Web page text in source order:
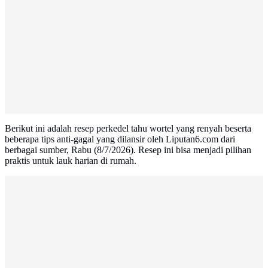
Berikut ini adalah resep perkedel tahu wortel yang renyah beserta
beberapa tips anti-gagal yang dilansir oleh Liputan6.com dari
berbagai sumber, Rabu (8/7/2026). Resep ini bisa menjadi pilihan
praktis untuk lauk harian di rumah.